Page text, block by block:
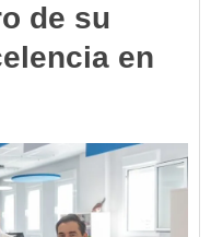
de su
en